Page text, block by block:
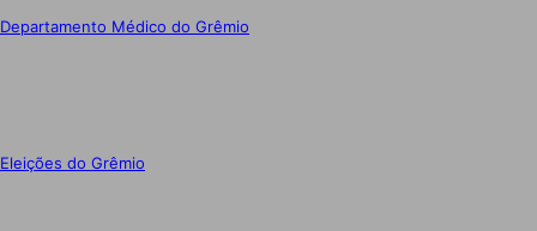
Departamento Médico do Grêmio
Eleições do Grêmio